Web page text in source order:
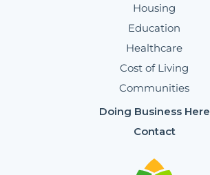
Housing
Education
Healthcare
Cost of Living
Communities
Doing Business Here
Contact